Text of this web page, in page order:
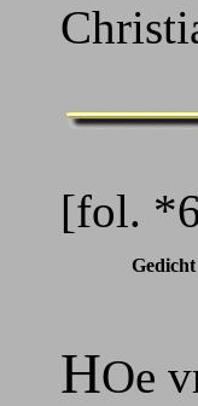
[fol.
HOe